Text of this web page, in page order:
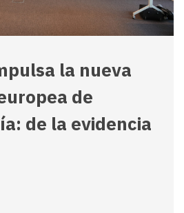
la nueva
de
de la evidencia